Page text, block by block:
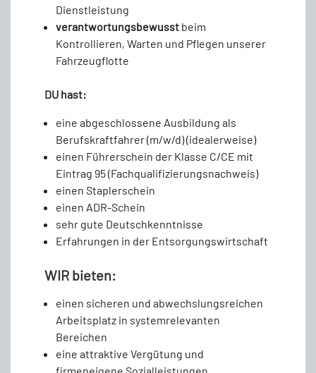
Dienstleistung
verantwortungsbewusst beim
Kontrollieren, Warten und Pflegen unserer
Fahrzeugflotte
DU hast:
eine abgeschlossene Ausbildung als
Berufskraftfahrer (m/w/d) (idealerweise)
einen Führerschein der Klasse C/CE mit
Eintrag 95 (Fachqualifizierungsnachweis)
einen Staplerschein
einen ADR-Schein
sehr gute Deutschkenntnisse
Erfahrungen in der Entsorgungswirtschaft
WIR bieten:
einen sicheren und abwechslungsreichen
Arbeitsplatz in systemrelevanten
Bereichen
eine attraktive Vergütung und
firmeneigene Sozialleistungen